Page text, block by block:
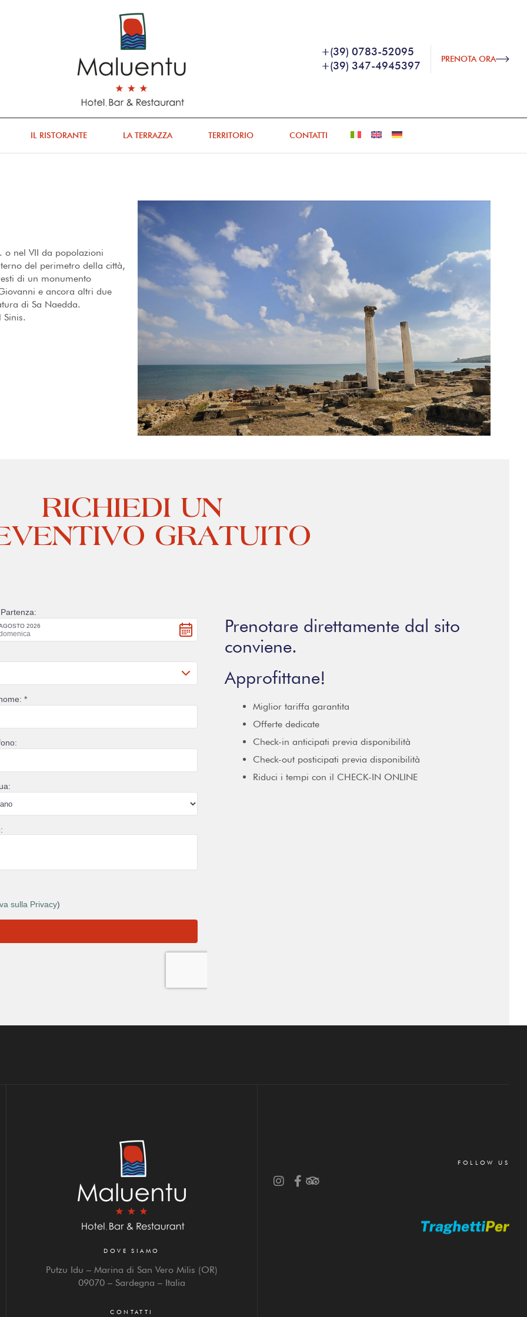
+(39) 0783-52095
+(39) 347-4945397
PRENOTA ORA
IL RISTORANTE LA TERRAZZA TERRITORIO CONTATTI
o nel VII da popolazioni
del perimetro della città,
di un monumento
e ancora altri due
di Sa Naedda.
Sinis.
RICHIEDI UN
GRATUITO
Prenotare direttamente dal sito
conviene.
Approfittane!
Miglior tariffa garantita
Offerte dedicate
Check-in anticipati previa disponibilità
Check-out posticipati previa disponibilità
Riduci i tempi con il CHECK-IN ONLINE
DOVE SIAMO
Putzu Idu – Marina di San Vero Milis (OR)
09070 – Sardegna – Italia
CONTATTI
FOLLOW US